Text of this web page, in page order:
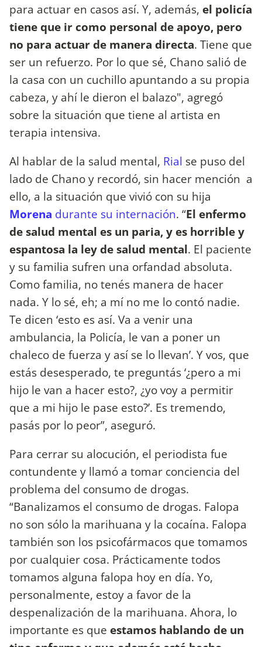
para actuar en casos así. Y, además, el policía
tiene que ir como personal de apoyo, pero
no para actuar de manera directa. Tiene que
ser un refuerzo. Por lo que sé, Chano salió de
la casa con un cuchillo apuntando a su propia
cabeza, y ahí le dieron el balazo", agregó
sobre la situación que tiene al artista en
terapia intensiva.
Al hablar de la salud mental, Rial se puso del
lado de Chano y recordó, sin hacer mención a
ello, a la situación que vivió con su hija
Morena durante su internación. “El enfermo
de salud mental es un paria, y es horrible y
espantosa la ley de salud mental. El paciente
y su familia sufren una orfandad absoluta.
Como familia, no tenés manera de hacer
nada. Y lo sé, eh; a mí no me lo contó nadie.
Te dicen ‘esto es así. Va a venir una
ambulancia, la Policía, le van a poner un
chaleco de fuerza y así se lo llevan’. Y vos, que
estás desesperado, te preguntás ‘¿pero a mi
hijo le van a hacer esto?, ¿yo voy a permitir
que a mi hijo le pase esto?’. Es tremendo,
pasás por lo peor”, aseguró.
Para cerrar su alocución, el periodista fue
contundente y llamó a tomar conciencia del
problema del consumo de drogas.
“Banalizamos el consumo de drogas. Falopa
no son sólo la marihuana y la cocaína. Falopa
también son los psicofármacos que tomamos
por cualquier cosa. Prácticamente todos
tomamos alguna falopa hoy en día. Yo,
personalmente, estoy a favor de la
despenalización de la marihuana. Ahora, lo
importante es que estamos hablando de un